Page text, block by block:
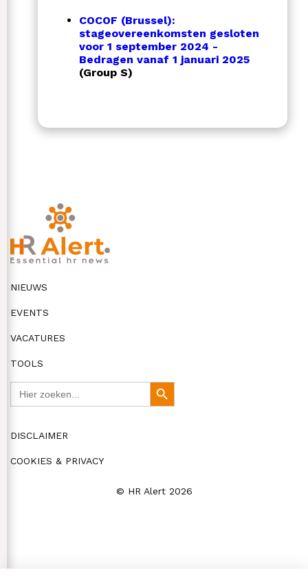
COCOF (Brussel):
stageovereenkomsten gesloten
voor 1 september 2024 -
Bedragen vanaf 1 januari 2025
(Group S)
NIEUWS
EVENTS
VACATURES
TOOLS
Zoek
Zoekknop
DISCLAIMER
COOKIES & PRIVACY
© HR Alert 2026